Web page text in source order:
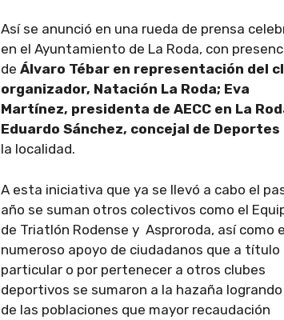
Así se anunció en una rueda de prensa
en el Ayuntamiento de La Roda, con
de Álvaro Tébar en representación del
organizador, Natación La Roda; Eva
Martínez, presidenta de AECC en La
Eduardo Sánchez, concejal de Deportes
la localidad.
A esta iniciativa que ya se llevó a cabo el
año se suman otros colectivos como el
de Triatlón Rodense y Asproroda, así como
numeroso apoyo de ciudadanos que a título
particular o por pertenecer a otros clubes
deportivos se sumaron a la hazaña
de las poblaciones que mayor recaudación